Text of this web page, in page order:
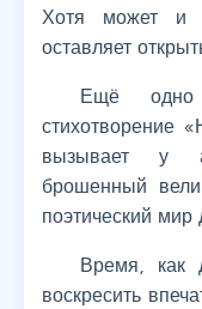
Хотя может и
оставляет
Ещё одно
стихотворение
вызывает у
брошенный
поэтический
Время, как
воскресить